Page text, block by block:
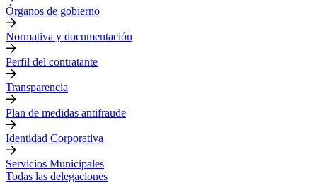
Órganos de gobierno
Normativa y documentación
Perfil del contratante
Transparencia
Plan de medidas antifraude
Identidad Corporativa
Servicios Municipales
Todas las delegaciones